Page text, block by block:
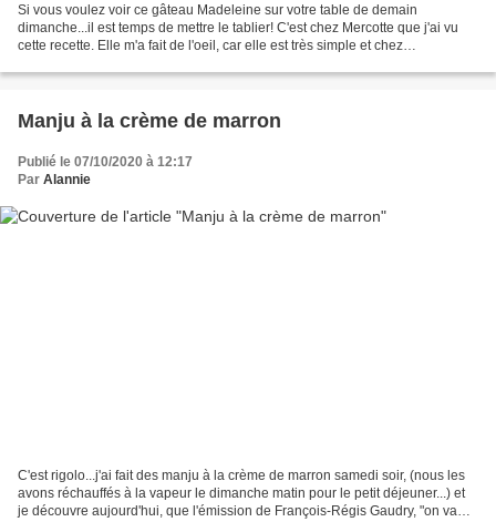
Si vous voulez voir ce gâteau Madeleine sur votre table de demain
dimanche...il est temps de mettre le tablier! C'est chez Mercotte que j'ai vu
cette recette. Elle m'a fait de l'oeil, car elle est très simple et chez
Manju à la crème de marron
Publié le 07/10/2020 à 12:17
Par Alannie
C'est rigolo...j'ai fait des manju à la crème de marron samedi soir, (nous les
avons réchauffés à la vapeur le dimanche matin pour le petit déjeuner...) et
je découvre aujourd'hui, que l'émission de François-Régis Gaudry, "on va